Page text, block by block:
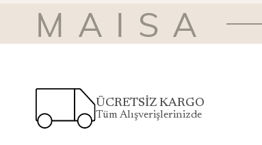
MAISA
ÜCRETSİZ KARGO
Tüm Alışverişlerinizde